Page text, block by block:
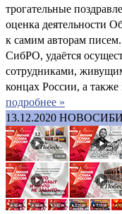
трогательные
оценка деятельности
к самим авторам писем.
СибРО, удаётся
сотрудниками,
концах России, а также
подробнее »
13.12.2020